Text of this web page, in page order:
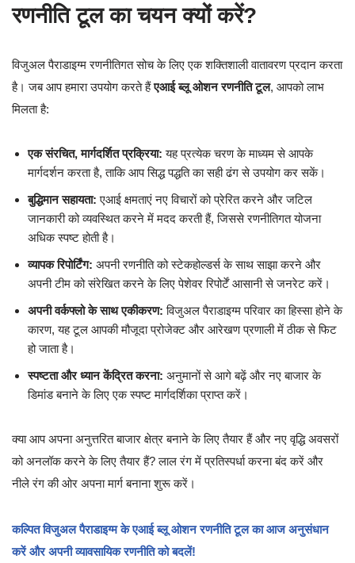
रणनीति टूल का चयन क्यों करें?
विजुअल पैराडाइग्म रणनीतिगत सोच के लिए एक शक्तिशाली वातावरण प्रदान करता
है। जब आप हमारा उपयोग करते हैंएआई ब्लू ओशन रणनीति टूल, आपको लाभ
मिलता है:
एक संरचित, मार्गदर्शित प्रक्रिया: यह प्रत्येक चरण के माध्यम से आपके
मार्गदर्शन करता है, ताकि आप सिद्ध पद्धति का सही ढंग से उपयोग कर सकें।
बुद्धिमान सहायता: एआई क्षमताएं नए विचारों को प्रेरित करने और जटिल
जानकारी को व्यवस्थित करने में मदद करती हैं, जिससे रणनीतिगत योजना
अधिक स्पष्ट होती है।
व्यापक रिपोर्टिंग: अपनी रणनीति को स्टेकहोल्डर्स के साथ साझा करने और
अपनी टीम को संरेखित करने के लिए पेशेवर रिपोर्टें आसानी से जनरेट करें।
अपनी वर्कफ्लो के साथ एकीकरण: विजुअल पैराडाइग्म परिवार का हिस्सा होने के
कारण, यह टूल आपकी मौजूदा प्रोजेक्ट और आरेखण प्रणाली में ठीक से फिट
हो जाता है।
स्पष्टता और ध्यान केंद्रित करना: अनुमानों से आगे बढ़ें और नए बाजार के
डिमांड बनाने के लिए एक स्पष्ट मार्गदर्शिका प्राप्त करें।
क्या आप अपना अनुत्तरित बाजार क्षेत्र बनाने के लिए तैयार हैं और नए वृद्धि अवसरों
को अनलॉक करने के लिए तैयार हैं? लाल रंग में प्रतिस्पर्धा करना बंद करें और
नीले रंग की ओर अपना मार्ग बनाना शुरू करें।
कल्पित विजुअल पैराडाइग्म के एआई ब्लू ओशन रणनीति टूल का आज अनुसंधान
करें और अपनी व्यावसायिक रणनीति को बदलें!